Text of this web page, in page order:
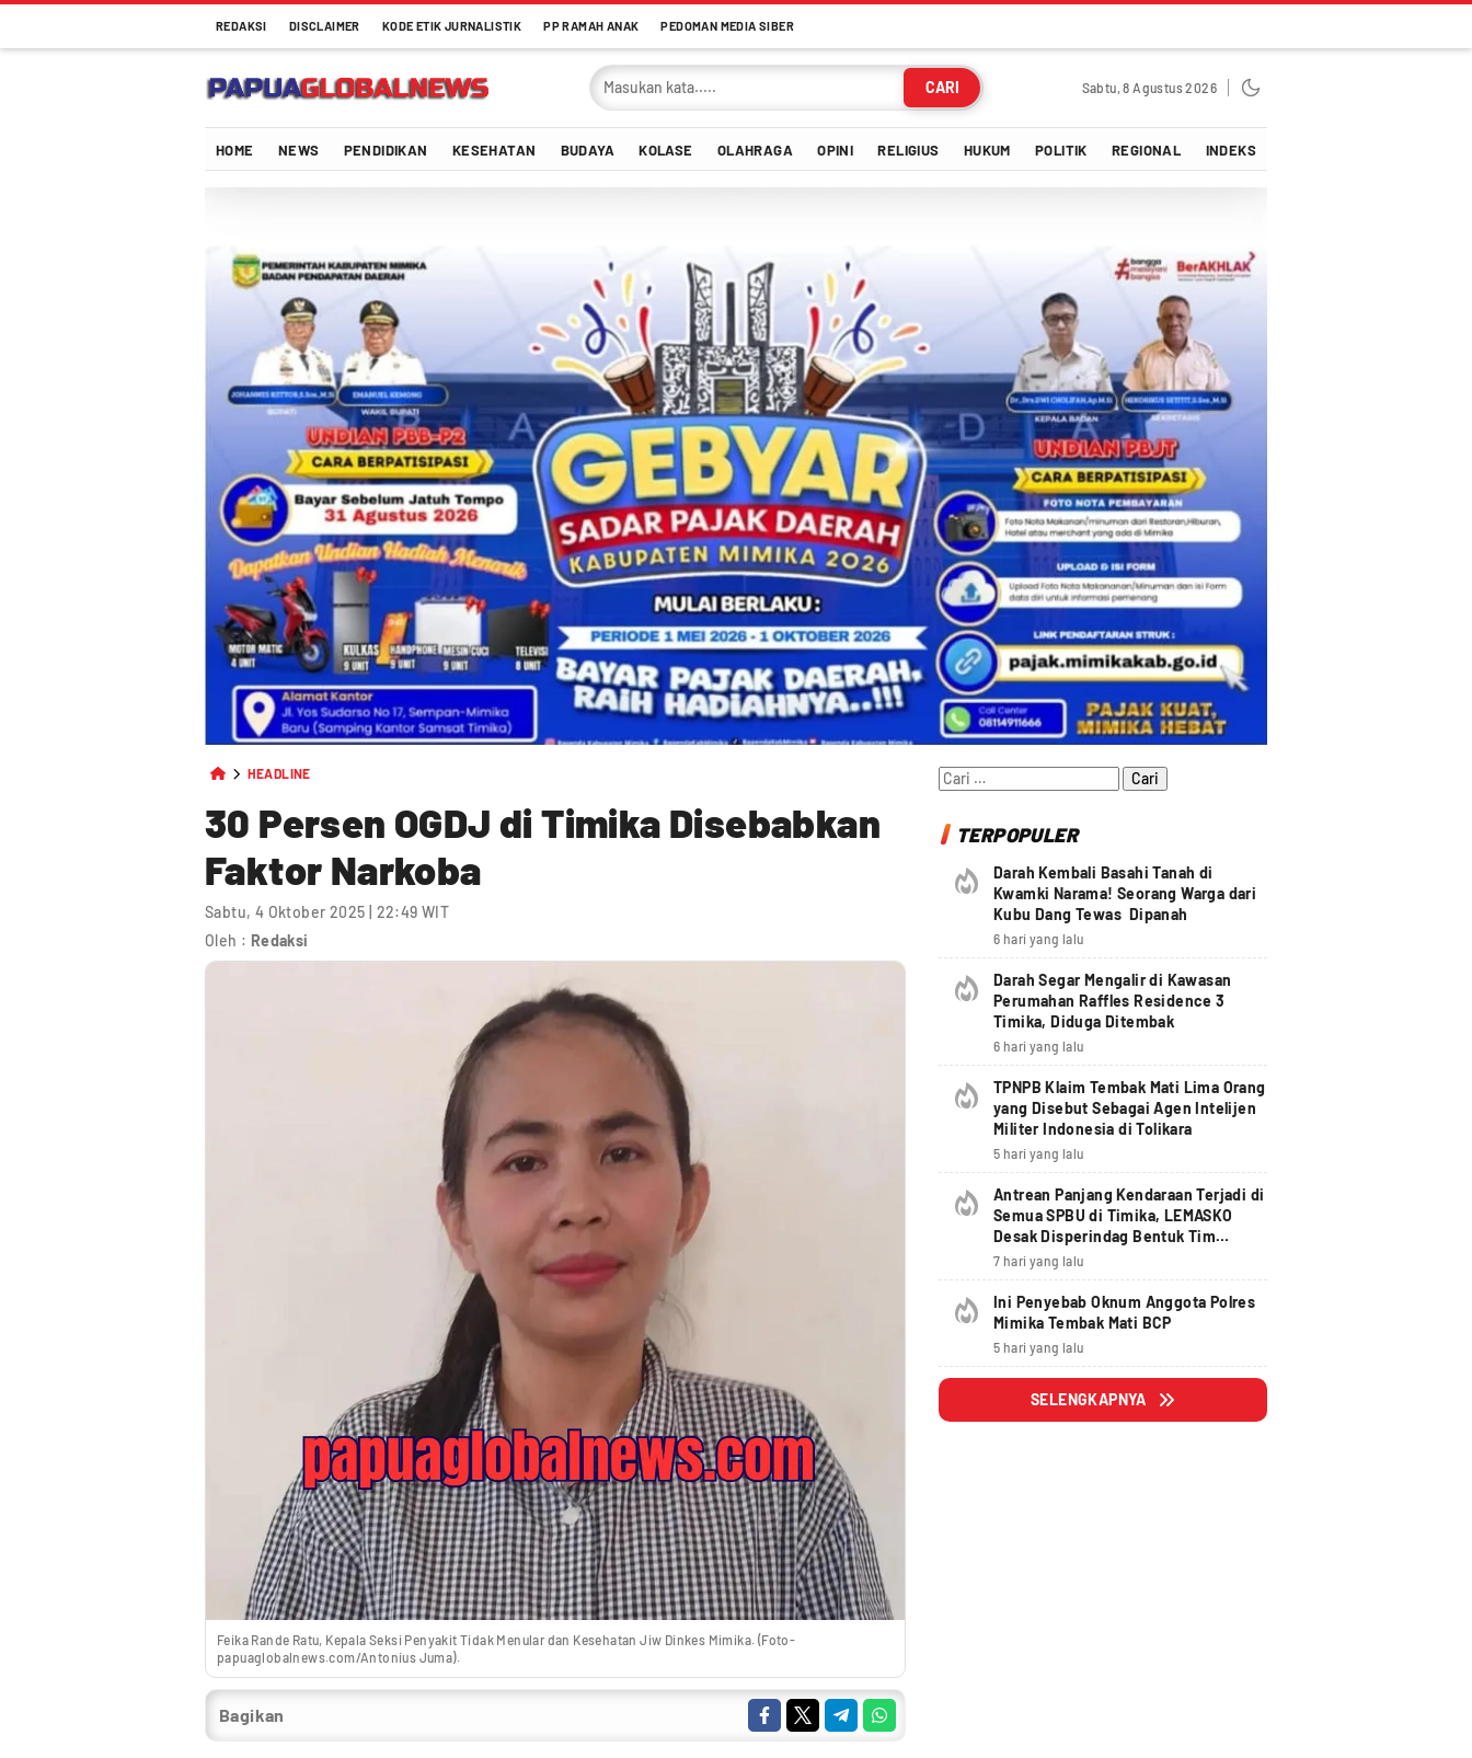
REDAKSI DISCLAIMER KODE ETIK JURNALISTIK PP RAMAH ANAK PEDOMAN MEDIA SIBER
CARI Sabtu, 8 Agustus 2026
HOME NEWS PENDIDIKAN KESEHATAN BUDAYA KOLASE OLAHRAGA OPINI RELIGIUS HUKUM POLITIK REGIONAL INDEKS
HEADLINE
30 Persen OGDJ di Timika Disebabkan
Faktor Narkoba
Sabtu, 4 Oktober 2025 | 22:49 WIT
Oleh : Redaksi
Feika Rande Ratu, Kepala Seksi Penyakit Tidak Menular dan Kesehatan Jiw Dinkes Mimika. (Foto-
papuaglobalnews.com/Antonius Juma).
Bagikan
Cari
untuk:
TERPOPULER
Darah Kembali Basahi Tanah di
Kwamki Narama! Seorang Warga dari
Kubu Dang Tewas Dipanah
6 hari yang lalu
Darah Segar Mengalir di Kawasan
Perumahan Raffles Residence 3
Timika, Diduga Ditembak
6 hari yang lalu
TPNPB Klaim Tembak Mati Lima Orang
yang Disebut Sebagai Agen Intelijen
Militer Indonesia di Tolikara
5 hari yang lalu
Antrean Panjang Kendaraan Terjadi di
Semua SPBU di Timika, LEMASKO
Desak Disperindag Bentuk Tim
Pengawasan
7 hari yang lalu
Ini Penyebab Oknum Anggota Polres
Mimika Tembak Mati BCP
5 hari yang lalu
SELENGKAPNYA